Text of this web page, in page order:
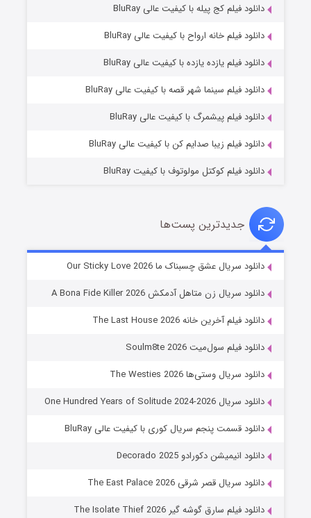
شوهر
عملیات آپارتمان
قسمت۲ (زیرنویس) منتشر شد
دانلود فیلم کج‌ پیله با کیفیت عالی BluRay
دانلود فیلم خانه ارواح با کیفیت عالی BluRay
دانلود فیلم یازده یازده با کیفیت عالی BluRay
دانلود فیلم سینما شهر قصه با کیفیت عالی BluRay
دانلود فیلم پیشمرگ با کیفیت عالی BluRay
دانلود فیلم زیبا صدایم کن با کیفیت عالی BluRay
دانلود فیلم کوکتل مولوتوف با کیفیت BluRay
جدیدترین پست‌ها
دانلود سریال عشق چسبناک ما Our Sticky Love 2026
دانلود سریال زن متاهل آدمکش A Bona Fide Killer 2026
دانلود فیلم آخرین خانه The Last House 2026
دانلود فیلم سول‌میت Soulm8te 2026
دانلود سریال وستی‌ها The Westies 2026
دانلود سریال One Hundred Years of Solitude 2024-2026
دانلود قسمت پنجم سریال کوری با کیفیت عالی BluRay
دانلود انیمیشن دکورادو Decorado 2025
دانلود سریال قصر شرقی The East Palace 2026
دانلود فیلم سارق گوشه گیر The Isolate Thief 2026